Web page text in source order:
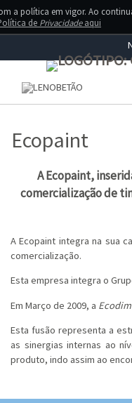
Ecopaint
A Ecopaint,
comercialização de
A Ecopaint integra na sua
comercialização.
Esta empresa integra o
Em Março de 2009, a
Esta fusão representa a
as sinergias internas ao
produto, indo assim ao
a política em vigor. Ao
de Privacidadeaqui